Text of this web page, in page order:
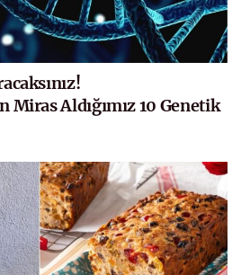
Aldığımız 10 Genetik